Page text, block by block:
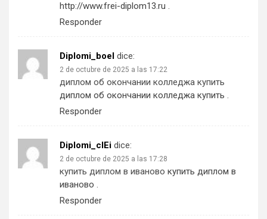
http://www.frei-diplom13.ru .
Responder
Diplomi_boel dice:
2 de octubre de 2025 a las 17:22
диплом об окончании колледжа купить
диплом об окончании колледжа купить .
Responder
Diplomi_clEi dice:
2 de octubre de 2025 a las 17:28
купить диплом в иваново купить диплом в
иваново .
Responder